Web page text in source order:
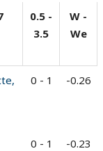
0.5 -
3.5
W -
We
0 - 1 -0.26
0 - 1 -0.23